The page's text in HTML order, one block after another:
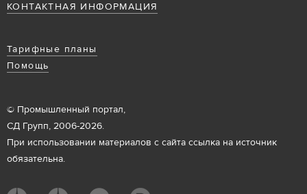
КОНТАКТНАЯ ИНФОРМАЦИЯ
Тарифные планы
Помощь
© Промышленный портал,
СД Групп, 2006-2026.
При использовании материалов с сайта ссылка на источник
обязательна.